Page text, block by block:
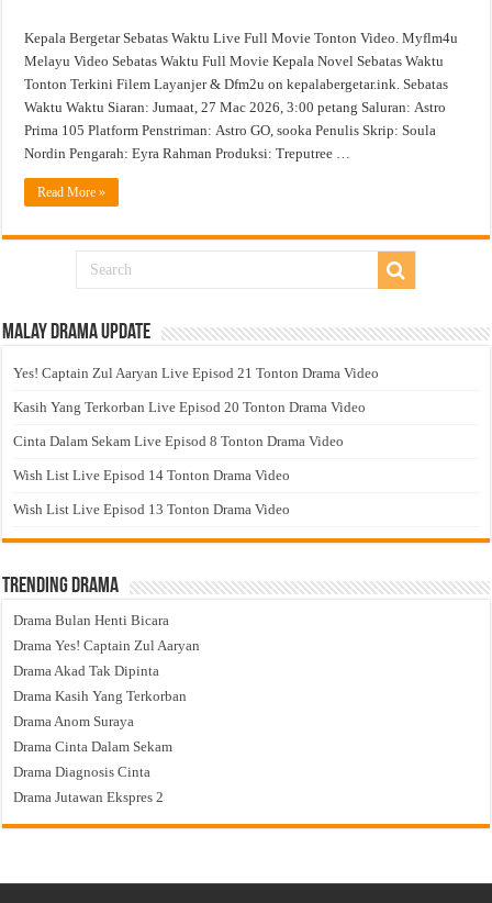
Kepala Bergetar Sebatas Waktu Live Full Movie Tonton Video. Myflm4u
Melayu Video Sebatas Waktu Full Movie Kepala Novel Sebatas Waktu
Tonton Terkini Filem Layanjer & Dfm2u on kepalabergetar.ink. Sebatas
Waktu Waktu Siaran: Jumaat, 27 Mac 2026, 3:00 petang Saluran: Astro
Prima 105 Platform Penstriman: Astro GO, sooka Penulis Skrip: Soula
Nordin Pengarah: Eyra Rahman Produksi: Treputree …
Read More »
Malay Drama Update
Yes! Captain Zul Aaryan Live Episod 21 Tonton Drama Video
Kasih Yang Terkorban Live Episod 20 Tonton Drama Video
Cinta Dalam Sekam Live Episod 8 Tonton Drama Video
Wish List Live Episod 14 Tonton Drama Video
Wish List Live Episod 13 Tonton Drama Video
Trending Drama
Drama Bulan Henti Bicara
Drama Yes! Captain Zul Aaryan
Drama Akad Tak Dipinta
Drama Kasih Yang Terkorban
Drama Anom Suraya
Drama Cinta Dalam Sekam
Drama Diagnosis Cinta
Drama Jutawan Ekspres 2